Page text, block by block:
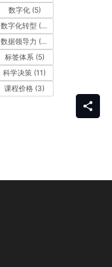
数字化(5)
数字化转型 (12)
数据领导力 (27)
标签体系(5)
科学决策 (11)
课程价格 (3)